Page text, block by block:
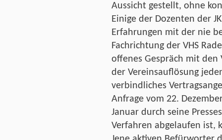
Aussicht gestellt, ohne
Einige der Dozenten der
Erfahrungen mit der nie
Fachrichtung der VHS
offenes Gespräch mit
der Vereinsauflösung
verbindliches
Anfrage vom 22.
Januar durch seine
Verfahren abgelaufen ist,